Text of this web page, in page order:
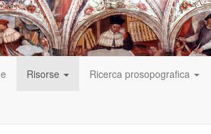
Risorse Ricerca prosopografica